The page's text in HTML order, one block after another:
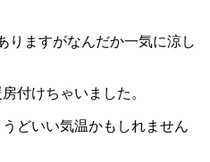
りますがなんだか一気に涼し
付けちゃいました。
どいい気温かもしれません